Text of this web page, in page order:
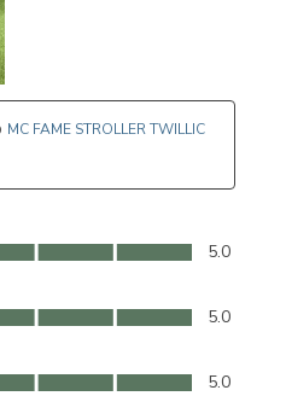
MC FAME STROLLER TWILLIC
5.0
van 5
5.0
5.0